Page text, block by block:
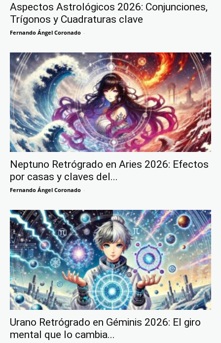
Aspectos Astrológicos 2026: Conjunciones,
Trígonos y Cuadraturas clave
Fernando Ángel Coronado -
Neptuno Retrógrado en Aries 2026: Efectos
por casas y claves del...
Fernando Ángel Coronado -
Urano Retrógrado en Géminis 2026: El giro
mental que lo cambia...